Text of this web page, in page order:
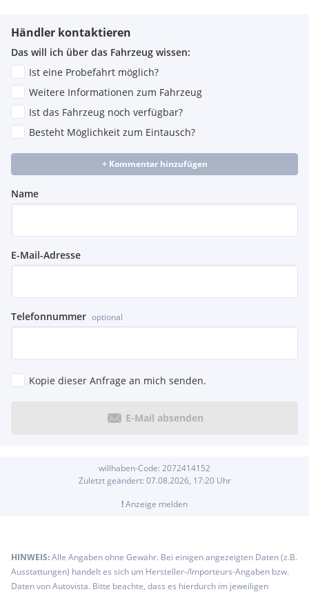
Händler kontaktieren
Das will ich über das Fahrzeug wissen:
Ist eine Probefahrt möglich?
Weitere Informationen zum Fahrzeug
Ist das Fahrzeug noch verfügbar?
Besteht Möglichkeit zum Eintausch?
+ Kommentar hinzufügen
Name
E-Mail-Adresse
Telefonnummer optional
Kopie dieser Anfrage an mich senden.
E-Mail absenden
willhaben-Code: 2072414152
Zuletzt geändert: 07.08.2026, 17:20Uhr
!Anzeige melden
HINWEIS:Alle Angaben ohne Gewähr. Bei einigen angezeigten Daten (z.B.
Ausstattungen) handelt es sich um Hersteller-/Importeurs-Angaben bzw.
Daten von Autovista. Bitte beachte, dass es hierdurch im jeweiligen